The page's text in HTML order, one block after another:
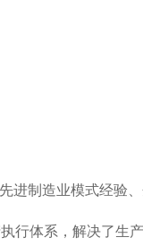
制造业模式经验、
体系，解决了生产